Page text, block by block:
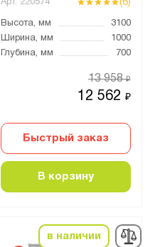
Арт. 220574
Высота, мм
3100
Ширина, мм
1000
Глубина, мм
700
12 562₽
13 958₽
Быстрый заказ
В корзину
в наличии